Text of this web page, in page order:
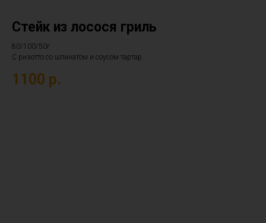
Стейк из лосося гриль
80/100/50г
С ризотто со шпинатом и соусом тартар.
1100 р.